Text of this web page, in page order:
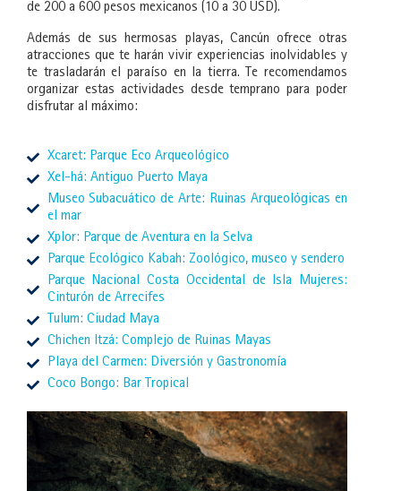
de 200 a 600 pesos mexicanos (10 a 30 USD).
Además de sus hermosas playas, Cancún ofrece otras
atracciones que te harán vivir experiencias inolvidables y
te trasladarán el paraíso en la tierra. Te recomendamos
organizar estas actividades desde temprano para poder
disfrutar al máximo:
Xcaret: Parque Eco Arqueológico
Xel-há: Antiguo Puerto Maya
Museo Subacuático de Arte: Ruinas Arqueológicas en
el mar
Xplor: Parque de Aventura en la Selva
Parque Ecológico Kabah: Zoológico, museo y sendero
Parque Nacional Costa Occidental de Isla Mujeres:
Cinturón de Arrecifes
Tulum: Ciudad Maya
Chichen Itzá: Complejo de Ruinas Mayas
Playa del Carmen: Diversión y Gastronomía
Coco Bongo: Bar Tropical